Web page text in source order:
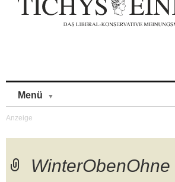
Menü
WinterObenOhne